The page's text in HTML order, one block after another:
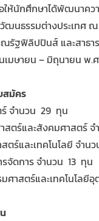
ให้นักศึกษาได้พัฒนาคว
วัฒนธรรมต่างประเทศ
ณรัฐฟิลิปปินส์ และสาธ
เมษายน – มิถุนายน พ.
สมัคร
ร์ จำนวน 29 ทุน
สตร์และสังคมศาสตร์
ตร์และเทคโนโลยี จำน
รจัดการ จำนวน 13 ทุน
ศาสตร์และเทคโนโลยี